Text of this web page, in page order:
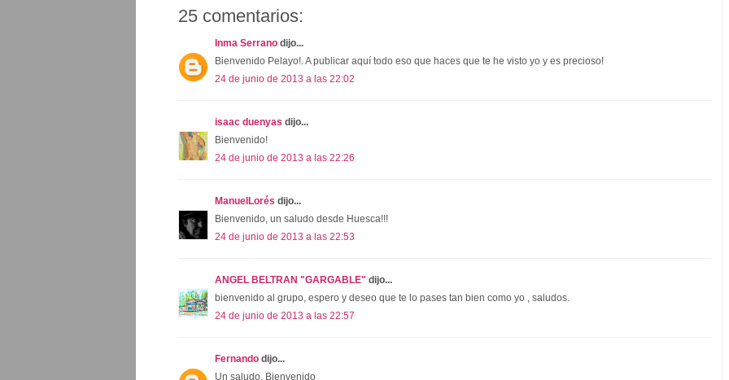
25 comentarios:
Inma Serrano dijo...
Bienvenido Pelayo!. A publicar aquí todo eso que haces que te he visto yo y es precioso!
24 de junio de 2013 a las 22:02
isaac duenyas dijo...
Bienvenido!
24 de junio de 2013 a las 22:26
ManuelLorés dijo...
Bienvenido, un saludo desde Huesca!!!
24 de junio de 2013 a las 22:53
ANGEL BELTRAN "GARGABLE" dijo...
bienvenido al grupo, espero y deseo que te lo pases tan bien como yo , saludos.
24 de junio de 2013 a las 22:57
Fernando dijo...
Un saludo. Bienvenido